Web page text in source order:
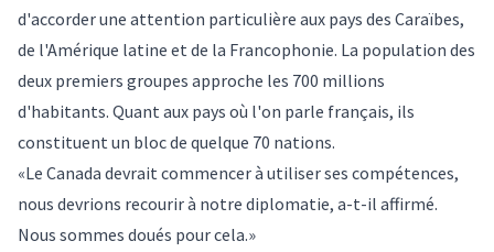
d'accorder une attention particulière aux pays des Caraïbes,
de l'Amérique latine et de la Francophonie. La population des
deux premiers groupes approche les 700 millions
d'habitants. Quant aux pays où l'on parle français, ils
constituent un bloc de quelque 70 nations.
«Le Canada devrait commencer à utiliser ses compétences,
nous devrions recourir à notre diplomatie, a-t-il affirmé.
Nous sommes doués pour cela.»